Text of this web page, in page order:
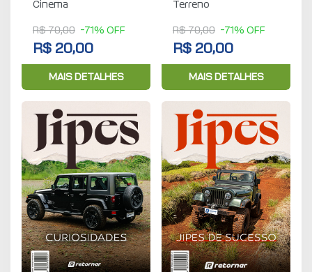
Cinema
R$ 70,00 -71% OFF
R$ 20,00
MAIS DETALHES
Terreno
R$ 70,00 -71% OFF
R$ 20,00
MAIS DETALHES